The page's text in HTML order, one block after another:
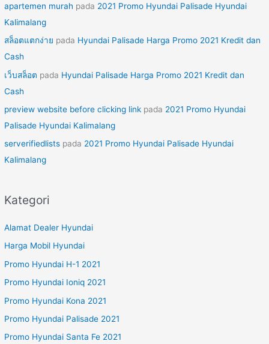
apartemen murah pada 2021 Promo Hyundai Palisade Hyundai
Kalimalang
สล็อตแตกง่าย pada Hyundai Palisade Harga Promo 2021 Kredit dan
Cash
เว็บสล็อต pada Hyundai Palisade Harga Promo 2021 Kredit dan
Cash
preview website before clicking link pada 2021 Promo Hyundai
Palisade Hyundai Kalimalang
serverifiedlists pada 2021 Promo Hyundai Palisade Hyundai
Kalimalang
Kategori
Alamat Dealer Hyundai
Harga Mobil Hyundai
Promo Hyundai H-1 2021
Promo Hyundai Ioniq 2021
Promo Hyundai Kona 2021
Promo Hyundai Palisade 2021
Promo Hyundai Santa Fe 2021